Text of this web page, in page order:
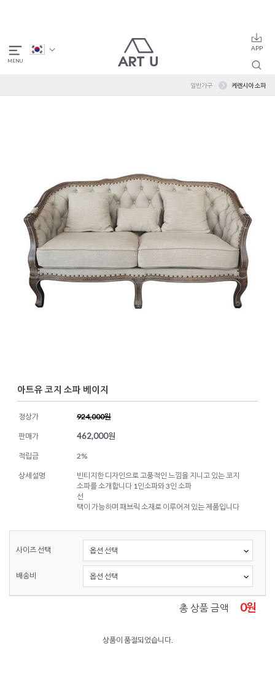
일반가구 케렌시아 소파
아트유 코지 소파 베이지
정상가 924,000원
판매가 462,000원
적립금 2%
상세설명
빈티지한 디자인으로 고풍적인 느낌을 지니고 있는 코지
소파를 소개합니다 1인소파와 3인 소파
선
택이 가능하며 패브릭 소재로 이루어져 있는 제품입니다
사이즈 선택
배송비
총 상품 금액 0원
상품이 품절되었습니다.